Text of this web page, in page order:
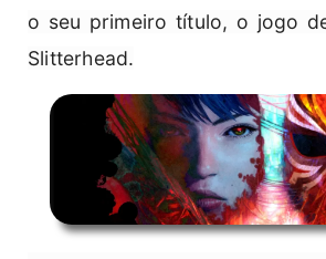
o seu primeiro título, o jogo
Slitterhead.